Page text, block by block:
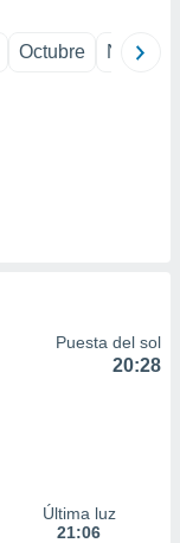
Octubre
Puesta del sol
20:28
Última luz
21:06